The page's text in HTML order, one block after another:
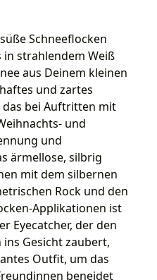
Schneeflocken
in strahlendem Weiß
aus Deinem kleinen
und zartes
das bei Auftritten mit
und
und
ärmellose, silbrig
mit dem silbernen
Rock und den
Applikationen ist
Eyecatcher, der den
Gesicht zaubert,
Outfit, um das
beneidet